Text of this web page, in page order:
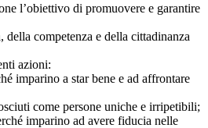
l’obiettivo di promuovere e garantire
della competenza e della cittadinanza
azioni:
imparino a star bene e ad affrontare
come persone uniche e irripetibili;
imparino ad avere fiducia nelle